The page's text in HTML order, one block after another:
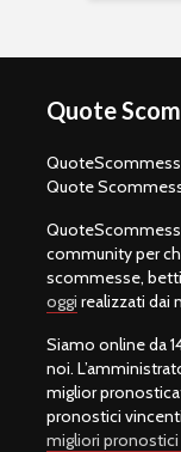
Quote
Quote
community per
scommesse,
oggi realizzati dai
Siamo online da
noi.
miglior
pronostici
migliori pronostici